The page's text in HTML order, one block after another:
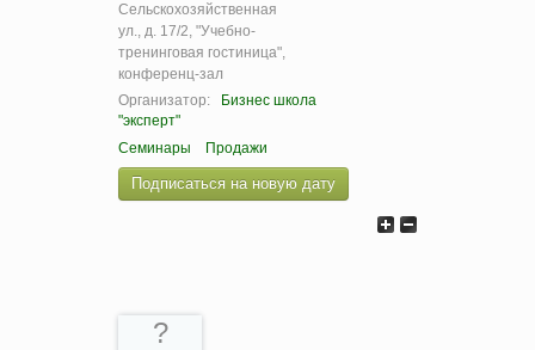
Сельскохозяйственная
ул., д. 17/2, "Учебно-
тренинговая гостиница",
конференц-зал
Организатор:
Бизнес школа
"эксперт"
Семинары
Продажи
Подписаться на новую дату
?